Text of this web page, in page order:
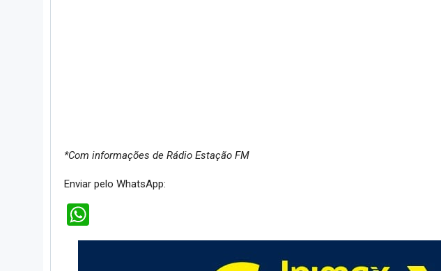
*Com informações de Rádio Estação FM
Enviar pelo WhatsApp: